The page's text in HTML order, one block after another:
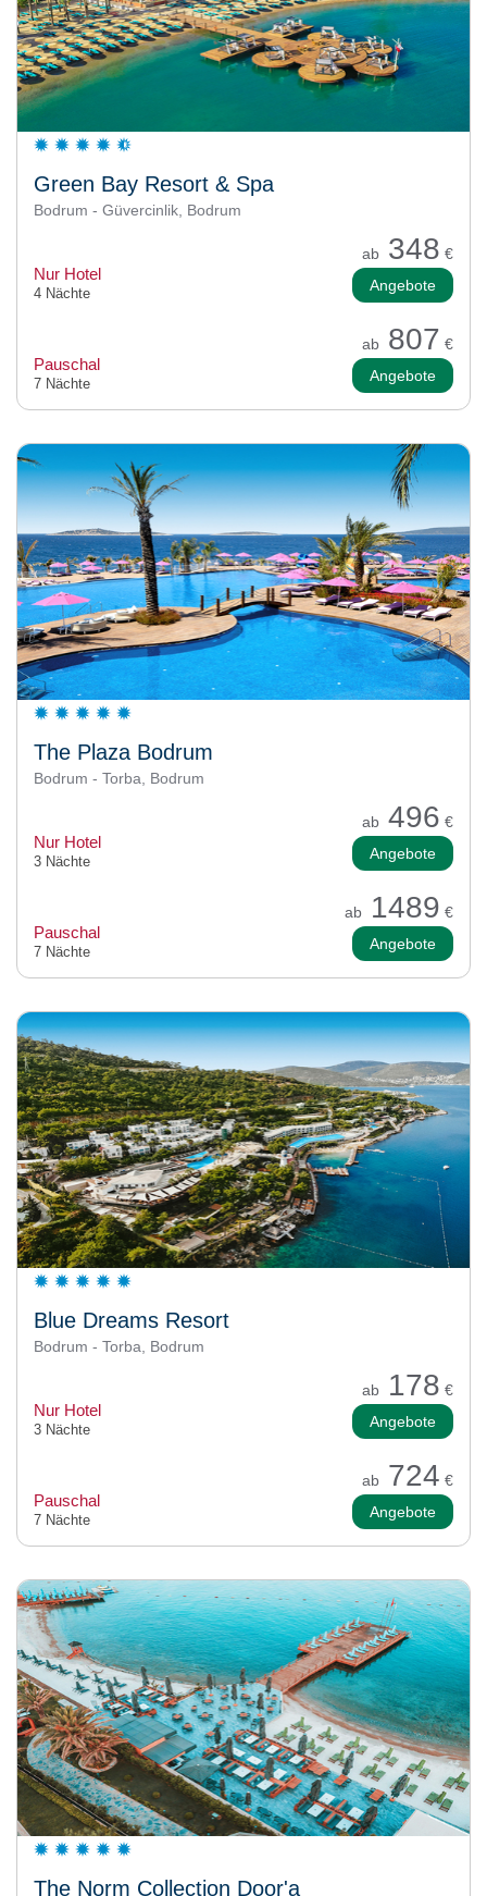
Green Bay Resort & Spa
Bodrum - Güvercinlik, Bodrum
ab 348 €
Nur Hotel
4 Nächte Angebote
ab 807 €
Pauschal
7 Nächte Angebote
The Plaza Bodrum
Bodrum - Torba, Bodrum
ab 496 €
Nur Hotel
3 Nächte Angebote
ab 1489 €
Pauschal
7 Nächte Angebote
Blue Dreams Resort
Bodrum - Torba, Bodrum
ab 178 €
Nur Hotel
3 Nächte Angebote
ab 724 €
Pauschal
7 Nächte Angebote
The Norm Collection Door'a